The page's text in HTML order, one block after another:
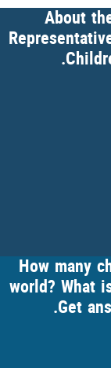
About
How many
world? What
Get